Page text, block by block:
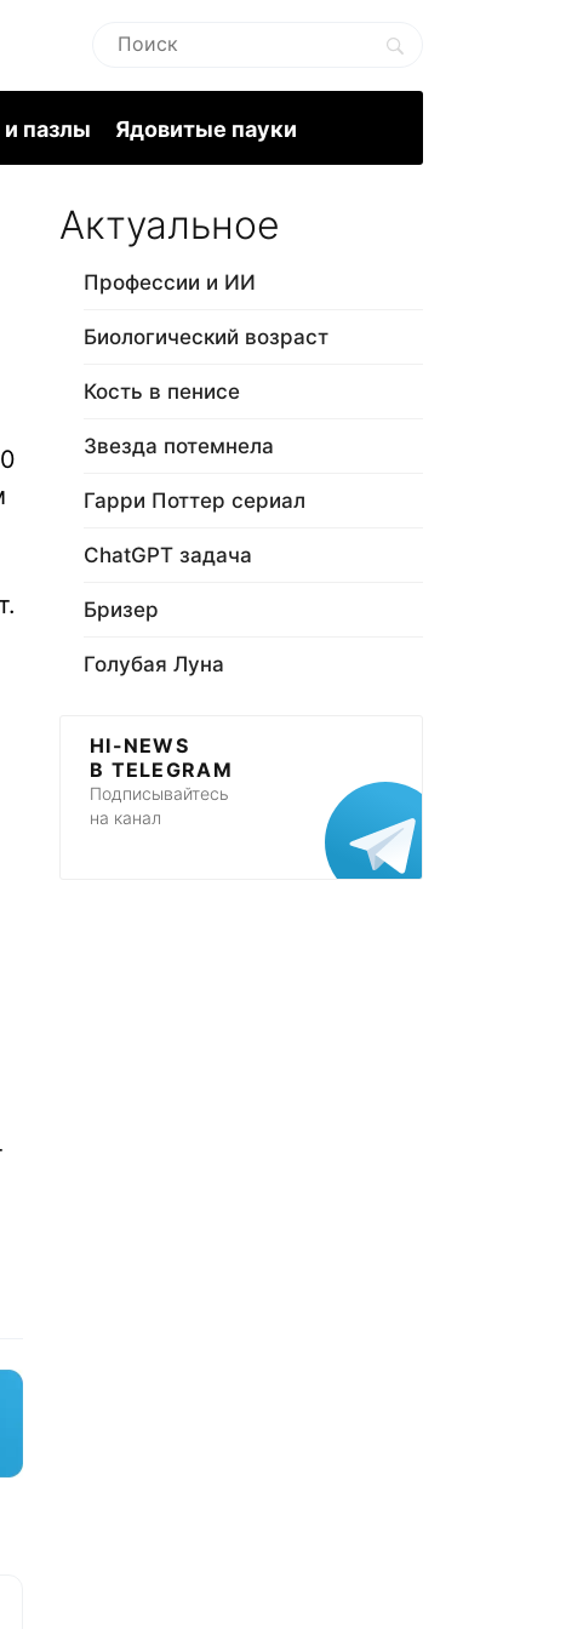
пазлы Ядовитые пауки
Актуальное
Профессии и ИИ
Биологический возраст
Кость в пенисе
Звезда потемнела
Гарри Поттер сериал
ChatGPT задача
Бризер
Голубая Луна
HI-NEWS
В TELEGRAM
Подписывайтесь
на канал